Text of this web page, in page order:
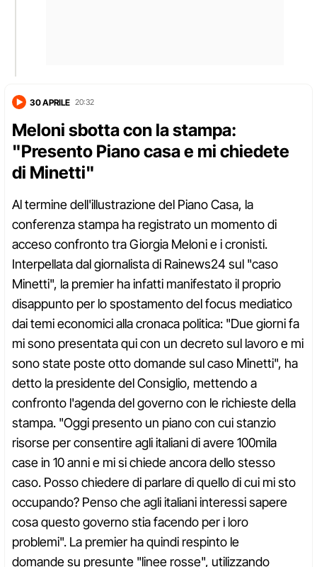
30 APRILE 20:32
Meloni sbotta con la stampa:
"Presento Piano casa e mi chiedete
di Minetti"
Al termine dell'illustrazione del Piano Casa, la
conferenza stampa ha registrato un momento di
acceso confronto tra Giorgia Meloni e i cronisti.
Interpellata dal giornalista di Rainews24 sul "caso
Minetti", la premier ha infatti manifestato il proprio
disappunto per lo spostamento del focus mediatico
dai temi economici alla cronaca politica: "Due giorni fa
mi sono presentata qui con un decreto sul lavoro e mi
sono state poste otto domande sul caso Minetti", ha
detto la presidente del Consiglio, mettendo a
confronto l'agenda del governo con le richieste della
stampa. "Oggi presento un piano con cui stanzio
risorse per consentire agli italiani di avere 100mila
case in 10 anni e mi si chiede ancora dello stesso
caso. Posso chiedere di parlare di quello di cui mi sto
occupando? Penso che agli italiani interessi sapere
cosa questo governo stia facendo per i loro
problemi". La premier ha quindi respinto le
domande su presunte "linee rosse", utilizzando